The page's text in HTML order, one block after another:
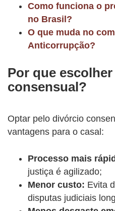
Como funciona o
no Brasil?
O que muda no
Anticorrupção?
Por que
consensual?
Optar pelo divórcio
vantagens para o casal:
Processo mais
justiça é agilizado;
Menor custo: Evita
disputas judiciais